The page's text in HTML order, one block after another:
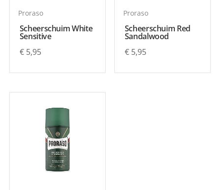
Proraso
Scheerschuim White
Sensitive
€5,95
Proraso
Scheerschuim Red
Sandalwood
€5,95